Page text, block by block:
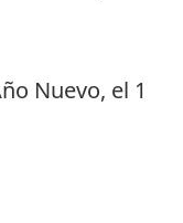
Nuevo, el 1